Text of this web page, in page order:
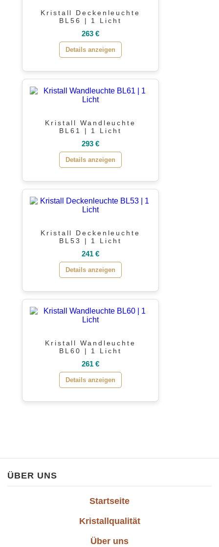
Kristall Deckenleuchte
BL56 | 1 Licht
263 €
Details anzeigen
Kristall Wandleuchte
BL61 | 1 Licht
293 €
Details anzeigen
Kristall Deckenleuchte
BL53 | 1 Licht
241 €
Details anzeigen
Kristall Wandleuchte
BL60 | 1 Licht
261 €
Details anzeigen
ÜBER UNS
Startseite
Kristallqualität
Über uns